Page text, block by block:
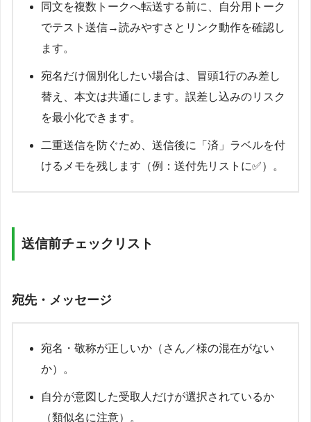
同文を複数トークへ転送する前に、自分用トーク
でテスト送信→読みやすさとリンク動作を確認し
ます。
宛名だけ個別化したい場合は、冒頭1行のみ差し
替え、本文は共通にします。誤差し込みのリスク
を最小化できます。
二重送信を防ぐため、送信後に「済」ラベルを付
けるメモを残します（例：送付先リストに✅）。
送信前チェックリスト
宛先・メッセージ
宛名・敬称が正しいか（さん／様の混在がない
か）。
自分が意図した受取人だけが選択されているか
（類似名に注意）。